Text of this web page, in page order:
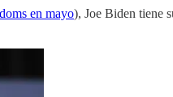
en mayo), Joe Biden tiene